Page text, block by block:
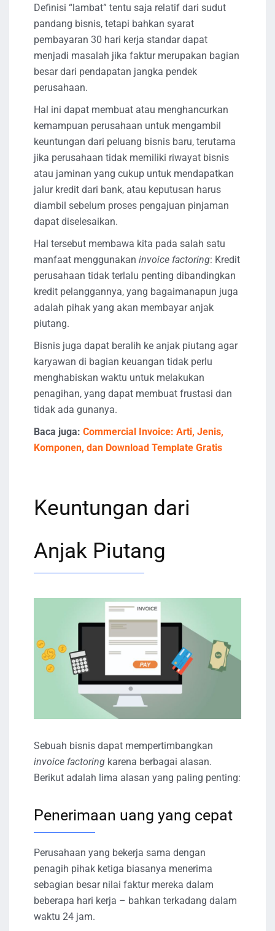
Definisi “lambat” tentu saja relatif dari sudut
pandang bisnis, tetapi bahkan syarat
pembayaran 30 hari kerja standar dapat
menjadi masalah jika faktur merupakan bagian
besar dari pendapatan jangka pendek
perusahaan.
Hal ini dapat membuat atau menghancurkan
kemampuan perusahaan untuk mengambil
keuntungan dari peluang bisnis baru, terutama
jika perusahaan tidak memiliki riwayat bisnis
atau jaminan yang cukup untuk mendapatkan
jalur kredit dari bank, atau keputusan harus
diambil sebelum proses pengajuan pinjaman
dapat diselesaikan.
Hal tersebut membawa kita pada salah satu
manfaat menggunakan invoice factoring: Kredit
perusahaan tidak terlalu penting dibandingkan
kredit pelanggannya, yang bagaimanapun juga
adalah pihak yang akan membayar anjak
piutang.
Bisnis juga dapat beralih ke anjak piutang agar
karyawan di bagian keuangan tidak perlu
menghabiskan waktu untuk melakukan
penagihan, yang dapat membuat frustasi dan
tidak ada gunanya.
Baca juga: Commercial Invoice: Arti, Jenis,
Komponen, dan Download Template Gratis
Keuntungan dari
Anjak Piutang
Sebuah bisnis dapat mempertimbangkan
invoice factoring karena berbagai alasan.
Berikut adalah lima alasan yang paling penting:
Penerimaan uang yang cepat
Perusahaan yang bekerja sama dengan
penagih pihak ketiga biasanya menerima
sebagian besar nilai faktur mereka dalam
beberapa hari kerja – bahkan terkadang dalam
waktu 24 jam.